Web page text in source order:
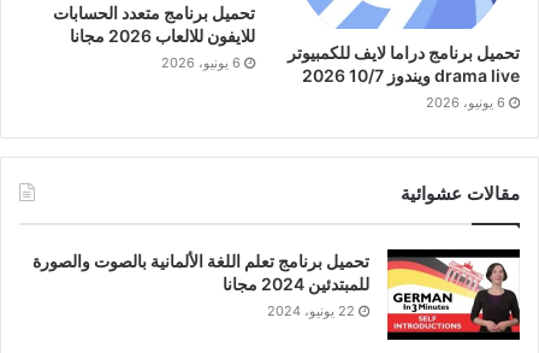
تحميل برنامج دراما لايف للكمبيوتر
drama live ويندوز 10/7 2026
6 يونيو، 2026
تحميل برنامج متعدد الحسابات
للايفون للالعاب 2026 مجانا
6 يونيو، 2026
مقالات عشوائية
تحميل برنامج تعلم اللغة الألمانية بالصوت والصورة
للمبتدئين 2024 مجانا
22 يونيو، 2024